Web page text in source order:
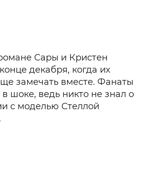
Сары и Кристен
декабря, когда их
замечать вместе. Фанаты
шоке, ведь никто не знал о
с моделью Стеллой